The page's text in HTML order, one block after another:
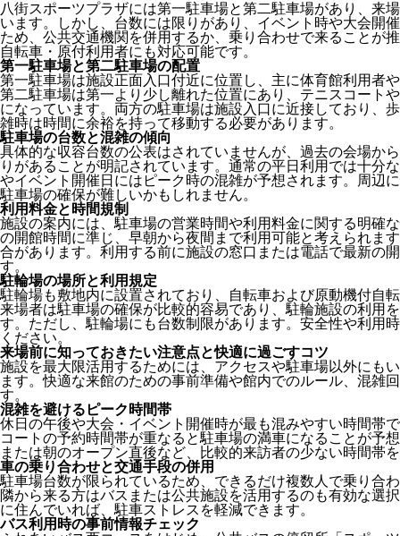
八街スポーツプラザには第一駐車場と第二駐車場があり、来
います。しかし、台数には限りがあり、イベント時や大会開
ため、公共交通機関を併用するか、乗り合わせで来ることが
自転車・原付利用者にも対応可能です。
第一駐車場と第二駐車場の配置
第一駐車場は施設正面入口付近に位置し、主に体育館利用者
第二駐車場は第一より少し離れた位置にあり、テニスコート
になっています。両方の駐車場は施設入口に近接しており、
雑時は時間に余裕を持って移動する必要があります。
駐車場の台数と混雑の傾向
具体的な収容台数の公表はされていませんが、過去の会場か
りがあることが明記されています。通常の平日利用では十分
やイベント開催日にはピーク時の混雑が予想されます。周辺
駐車場の確保が難しいかもしれません。
利用料金と時間規制
施設の案内には、駐車場の営業時間や利用料金に関する明確
の開館時間に準じ、早朝から夜間まで利用可能と考えられま
合があります。利用する前に施設の窓口または電話で最新の
す。
駐輪場の場所と利用規定
駐輪場も敷地内に設置されており、自転車および原動機付自
来場者は駐車場の確保が比較的容易であり、駐輪施設の利用
す。ただし、駐輪場にも台数制限があります。安全性や利用
ください。
来場前に知っておきたい注意点と快適に過ごすコツ
施設を最大限活用するためには、アクセスや駐車場以外にも
ます。快適な来館のための事前準備や館内でのルール、混雑
す。
混雑を避けるピーク時間帯
休日の午後や大会・イベント開催時が最も混みやすい時間帯
コートの予約時間帯が重なると駐車場の満車になることが予
または朝のオープン直後など、比較的来訪者の少ない時間帯
車の乗り合わせと交通手段の併用
駐車場台数が限られているため、できるだけ複数人で乗り合
隣から来る方はバスまたは公共施設を活用するのも有効な選
に住んでいれば、駐車ストレスを軽減できます。
バス利用時の事前情報チェック